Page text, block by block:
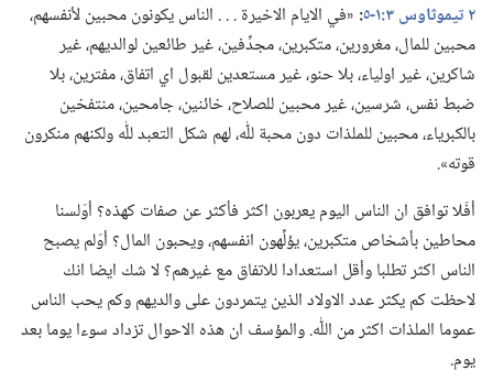
٢ تيموثاوس ٣:‏​١-‏٥
‏:‏ «في الايام الاخيرة .‏ .‏ .‏ الناس يكونون محبين لأنفسهم،‏
محبين للمال،‏ مغرورين،‏ متكبرين،‏ مجدِّفين،‏ غير طائعين لوالديهم،‏ غير
شاكرين،‏ غير اولياء،‏ بلا حنو،‏ غير مستعدين لقبول اي اتفاق،‏ مفترين،‏ بلا
ضبط نفس،‏ شرسين،‏ غير محبين للصلاح،‏ خائنين،‏ جامحين،‏ منتفخين
بالكبرياء،‏ محبين للملذات دون محبة للّٰه،‏ لهم شكل التعبد للّٰه ولكنهم منكرون
قوته».‏
أفَلا توافق ان الناس اليوم يعربون اكثر فأكثر عن صفات كهذه؟‏ أوَلسنا
محاطين بأشخاص متكبرين،‏ يؤلِّهون انفسهم،‏ ويحبون المال؟‏ أوَلم يصبح
الناس اكثر تطلبا وأقل استعدادا للاتفاق مع غيرهم؟‏ لا شك ايضا انك
لاحظت كم يكثر عدد الاولاد الذين يتمردون على والديهم وكم يحب الناس
عموما الملذات اكثر من اللّٰه.‏ والمؤسف ان هذه الاحوال تزداد سوءا يوما بعد
يوم.‏